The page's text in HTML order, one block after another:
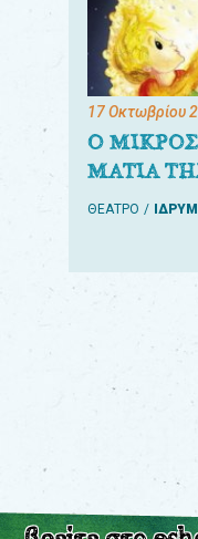
17 Οκτωβρίου
Ο
ΜΑΤΙΑ
ΘΕΑΤΡΟ